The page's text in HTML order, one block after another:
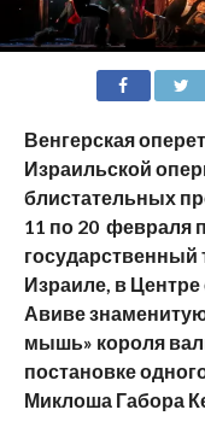
Венгерская
Израильской
блистательных
11 по 20 февраля
государственный
Израиле, в Центре
Авиве
мышь» короля
постановке
Миклоша Габора